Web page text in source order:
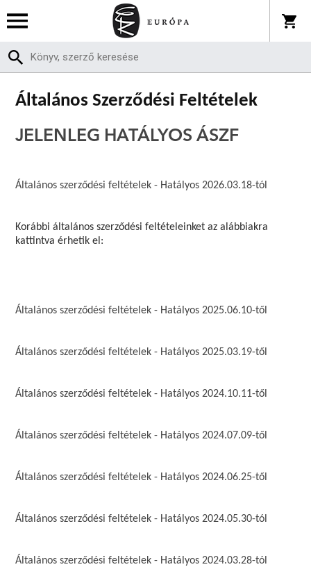
Általános Szerződési Feltételek
JELENLEG HATÁLYOS ÁSZF
Általános szerződési feltételek - Hatályos 2026.03.18-tól
Korábbi általános szerződési feltételeinket az alábbiakra
kattintva érhetik el:
Általános szerződési feltételek - Hatályos 2025.06.10-től
Általános szerződési feltételek - Hatályos 2025.03.19-től
Általános szerződési feltételek - Hatályos 2024.10.11-től
Általános szerződési feltételek - Hatályos 2024.07.09-től
Általános szerződési feltételek - Hatályos 2024.06.25-től
Általános szerződési feltételek - Hatályos 2024.05.30-tól
Általános szerződési feltételek - Hatályos 2024.03.28-tól